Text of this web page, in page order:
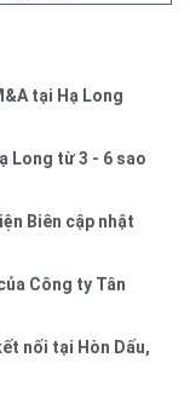
tại Hạ Long
Long từ 3 - 6 sao
Biên cập nhật
Công ty Tân
nối tại Hòn Dấu,